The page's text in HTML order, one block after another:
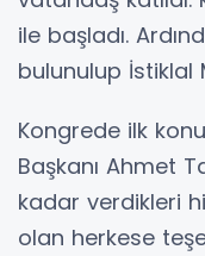
ile başladı.
bulunulup İstiklal
Kongrede ilk
Başkanı Ahmet
kadar verdikleri
olan herkese